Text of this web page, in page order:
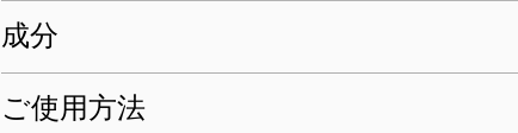
成分
ご使用方法